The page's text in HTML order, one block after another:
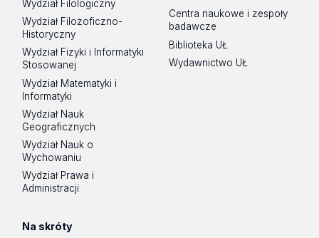
Wydział Filologiczny
Wydział Filozoficzno-
Historyczny
Wydział Fizyki i Informatyki
Stosowanej
Wydział Matematyki i
Informatyki
Wydział Nauk
Geograficznych
Wydział Nauk o
Wychowaniu
Wydział Prawa i
Administracji
Centra naukowe i zespoły
badawcze
Biblioteka UŁ
Wydawnictwo UŁ
Na skróty